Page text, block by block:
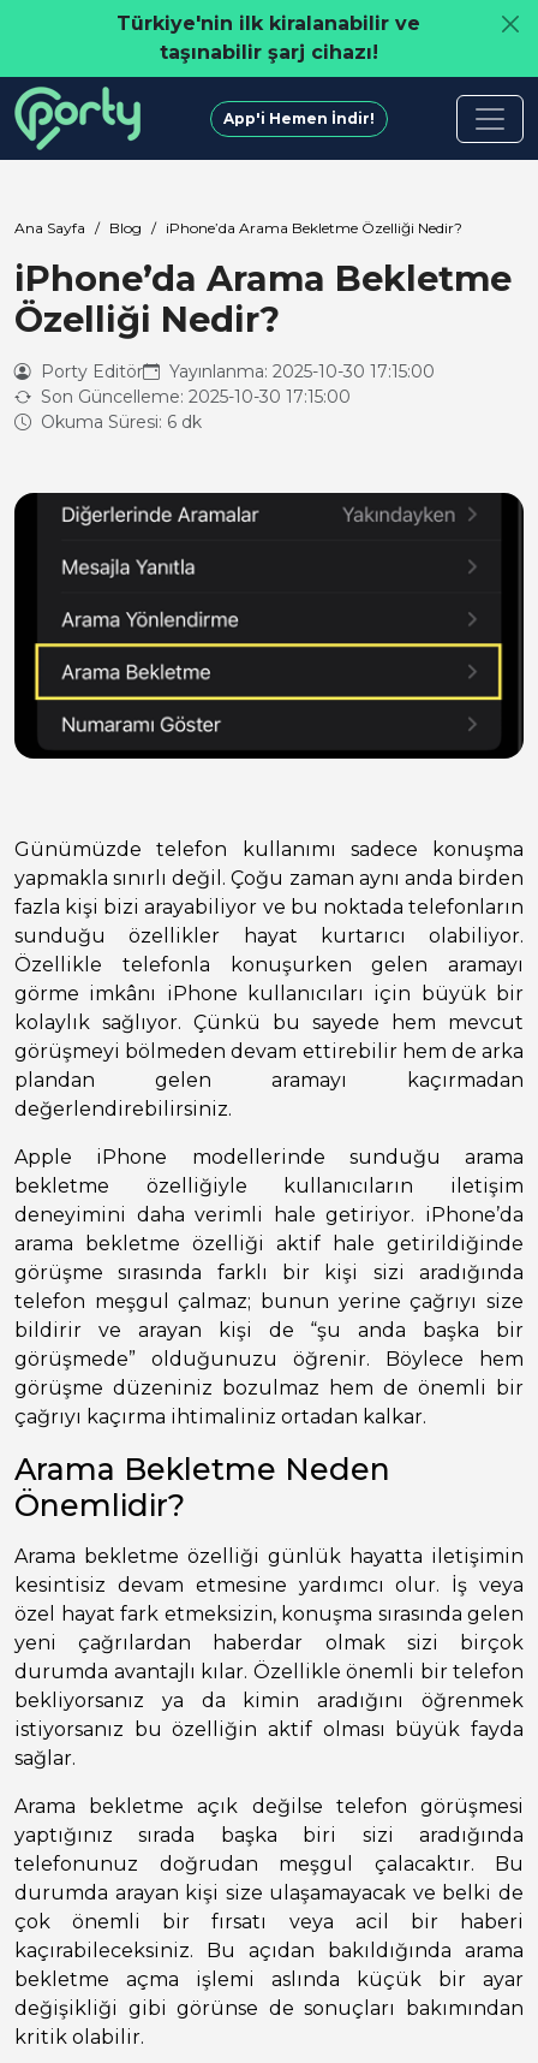
Türkiye'nin ilk kiralanabilir ve
taşınabilir şarj cihazı!
App'i Hemen İndir!
Ana Sayfa Blog iPhone’da Arama Bekletme Özelliği Nedir?
iPhone’da Arama Bekletme
Özelliği Nedir?
Porty Editör
Yayınlanma: 2025-10-30 17:15:00
Son Güncelleme: 2025-10-30 17:15:00
Okuma Süresi: 6 dk
Günümüzde telefon kullanımı sadece konuşma
yapmakla sınırlı değil. Çoğu zaman aynı anda birden
fazla kişi bizi arayabiliyor ve bu noktada telefonların
sunduğu özellikler hayat kurtarıcı olabiliyor.
Özellikle telefonla konuşurken gelen aramayı
görme imkânı iPhone kullanıcıları için büyük bir
kolaylık sağlıyor. Çünkü bu sayede hem mevcut
görüşmeyi bölmeden devam ettirebilir hem de arka
plandan gelen aramayı kaçırmadan
değerlendirebilirsiniz.
Apple iPhone modellerinde sunduğu arama
bekletme özelliğiyle kullanıcıların iletişim
deneyimini daha verimli hale getiriyor. iPhone’da
arama bekletme özelliği aktif hale getirildiğinde
görüşme sırasında farklı bir kişi sizi aradığında
telefon meşgul çalmaz; bunun yerine çağrıyı size
bildirir ve arayan kişi de “şu anda başka bir
görüşmede” olduğunuzu öğrenir. Böylece hem
görüşme düzeniniz bozulmaz hem de önemli bir
çağrıyı kaçırma ihtimaliniz ortadan kalkar.
Arama Bekletme Neden
Önemlidir?
Arama bekletme özelliği günlük hayatta iletişimin
kesintisiz devam etmesine yardımcı olur. İş veya
özel hayat fark etmeksizin, konuşma sırasında gelen
yeni çağrılardan haberdar olmak sizi birçok
durumda avantajlı kılar. Özellikle önemli bir telefon
bekliyorsanız ya da kimin aradığını öğrenmek
istiyorsanız bu özelliğin aktif olması büyük fayda
sağlar.
Arama bekletme açık değilse telefon görüşmesi
yaptığınız sırada başka biri sizi aradığında
telefonunuz doğrudan meşgul çalacaktır. Bu
durumda arayan kişi size ulaşamayacak ve belki de
çok önemli bir fırsatı veya acil bir haberi
kaçırabileceksiniz. Bu açıdan bakıldığında arama
bekletme açma işlemi aslında küçük bir ayar
değişikliği gibi görünse de sonuçları bakımından
kritik olabilir.